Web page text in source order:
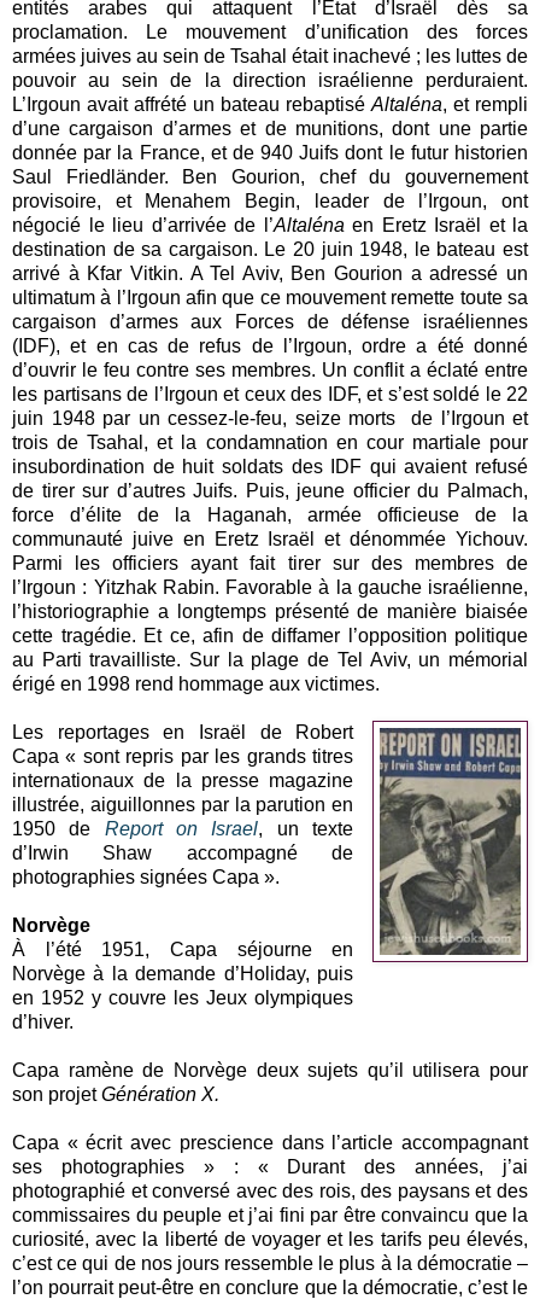
entités arabes qui attaquent l’Etat d’Israël dès sa
proclamation. Le mouvement d’unification des forces
armées juives au sein de Tsahal était inachevé ; les luttes de
pouvoir au sein de la direction israélienne perduraient.
L’Irgoun avait affrété un bateau rebaptisé Altaléna, et rempli
d’une cargaison d’armes et de munitions, dont une partie
donnée par la France, et de 940 Juifs dont le futur historien
Saul Friedländer. Ben Gourion, chef du gouvernement
provisoire, et Menahem Begin, leader de l’Irgoun, ont
négocié le lieu d’arrivée de l’Altaléna en Eretz Israël et la
destination de sa cargaison. Le 20 juin 1948, le bateau est
arrivé à Kfar Vitkin. A Tel Aviv, Ben Gourion a adressé un
ultimatum à l’Irgoun afin que ce mouvement remette toute sa
cargaison d’armes aux Forces de défense israéliennes
(IDF), et en cas de refus de l’Irgoun, ordre a été donné
d’ouvrir le feu contre ses membres. Un conflit a éclaté entre
les partisans de l’Irgoun et ceux des IDF, et s’est soldé le 22
juin 1948 par un cessez-le-feu, seize morts de l’Irgoun et
trois de Tsahal, et la condamnation en cour martiale pour
insubordination de huit soldats des IDF qui avaient refusé
de tirer sur d’autres Juifs. Puis, jeune officier du Palmach,
force d’élite de la Haganah, armée officieuse de la
communauté juive en Eretz Israël et dénommée Yichouv.
Parmi les officiers ayant fait tirer sur des membres de
l’Irgoun : Yitzhak Rabin. Favorable à la gauche israélienne,
l’historiographie a longtemps présenté de manière biaisée
cette tragédie. Et ce, afin de diffamer l’opposition politique
au Parti travailliste. Sur la plage de Tel Aviv, un mémorial
érigé en 1998 rend hommage aux victimes.
Les reportages en Israël de Robert
Capa « sont repris par les grands titres
internationaux de la presse magazine
illustrée, aiguillonnes par la parution en
1950 de Report on Israel, un texte
d’Irwin Shaw accompagné de
photographies signées Capa ».
Norvège
À l’été 1951, Capa séjourne en
Norvège à la demande d’Holiday, puis
en 1952 y couvre les Jeux olympiques
d’hiver.
Capa ramène de Norvège deux sujets qu’il utilisera pour
son projetGénération X.
Capa « écrit avec prescience dans l’article accompagnant
ses photographies » : « Durant des années, j’ai
photographié et conversé avec des rois, des paysans et des
commissaires du peuple et j’ai fini par être convaincu que la
curiosité, avec la liberté de voyager et les tarifs peu élevés,
c’est ce qui de nos jours ressemble le plus à la démocratie –
l’on pourrait peut-être en conclure que la démocratie, c’est le